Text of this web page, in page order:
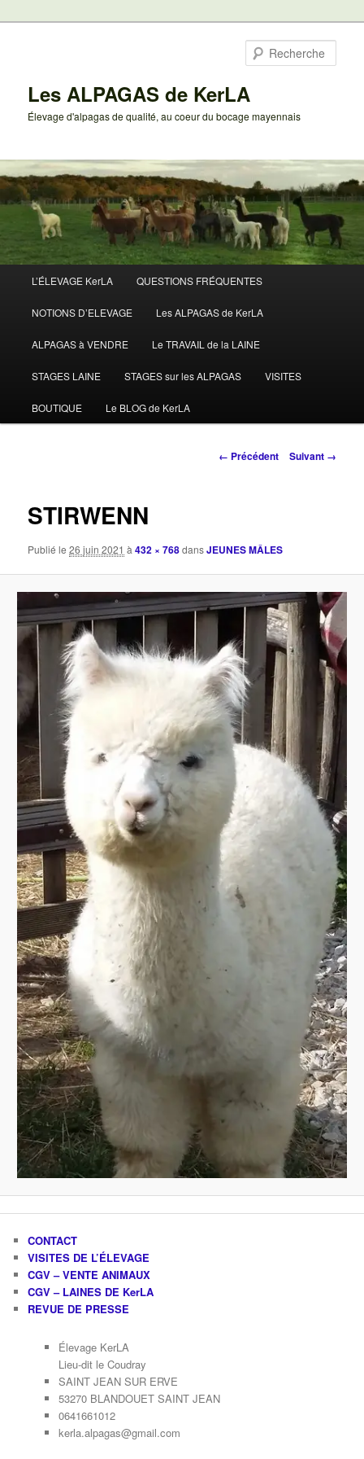
Les ALPAGAS de KerLA
Élevage d'alpagas de qualité, au coeur du bocage mayennais
principal
L’ÉLEVAGE KerLA QUESTIONS FRÉQUENTES
NOTIONS D’ELEVAGE Les ALPAGAS de KerLA
ALPAGAS à VENDRE Le TRAVAIL de la LAINE
STAGES LAINE STAGES sur les ALPAGAS VISITES
BOUTIQUE Le BLOG de KerLA
Navigation
← Précédent Suivant →
STIRWENN
Publié le26 juin 2021 à432 × 768dansJEUNES MÂLES
CONTACT
VISITES DE L’ÉLEVAGE
CGV – VENTE ANIMAUX
CGV – LAINES DE KerLA
REVUE DE PRESSE
Élevage KerLA
Lieu-dit le Coudray
SAINT JEAN SUR ERVE
53270 BLANDOUET SAINT JEAN
0641661012
kerla.alpagas@gmail.com